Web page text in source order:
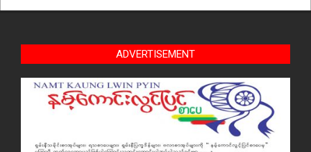
ADVERTISEMENT